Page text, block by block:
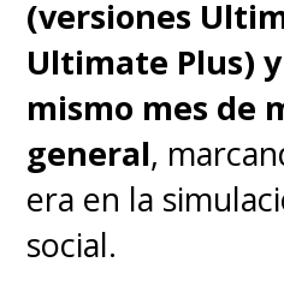
(versiones
Ultimate Plus)
mismo mes de
general,
era en la
social.